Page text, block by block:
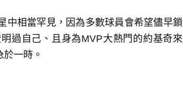
中相當罕見，因為多數球員會希望儘早鎖
過自己、且身為MVP大熱門的約基奇來
一時。